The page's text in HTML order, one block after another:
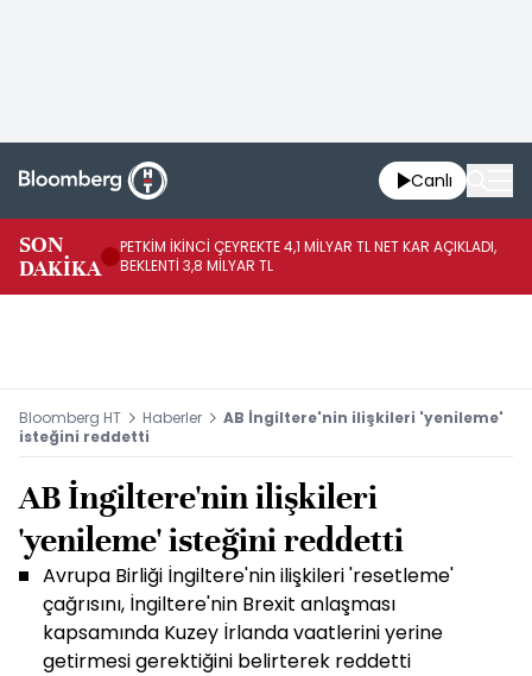
Canlı
SON
DAKİKA
PETKİM İKİNCİ ÇEYREKTE 4,1 MİLYAR TL NET KAR AÇIKLADI,
BEKLENTİ 3,8 MİLYAR TL
Bloomberg HT Haberler
AB İngiltere'nin ilişkileri 'yenileme'
isteğini reddetti
AB İngiltere'nin ilişkileri
'yenileme' isteğini reddetti
Avrupa Birliği İngiltere'nin ilişkileri 'resetleme'
çağrısını, İngiltere'nin Brexit anlaşması
kapsamında Kuzey İrlanda vaatlerini yerine
getirmesi gerektiğini belirterek reddetti